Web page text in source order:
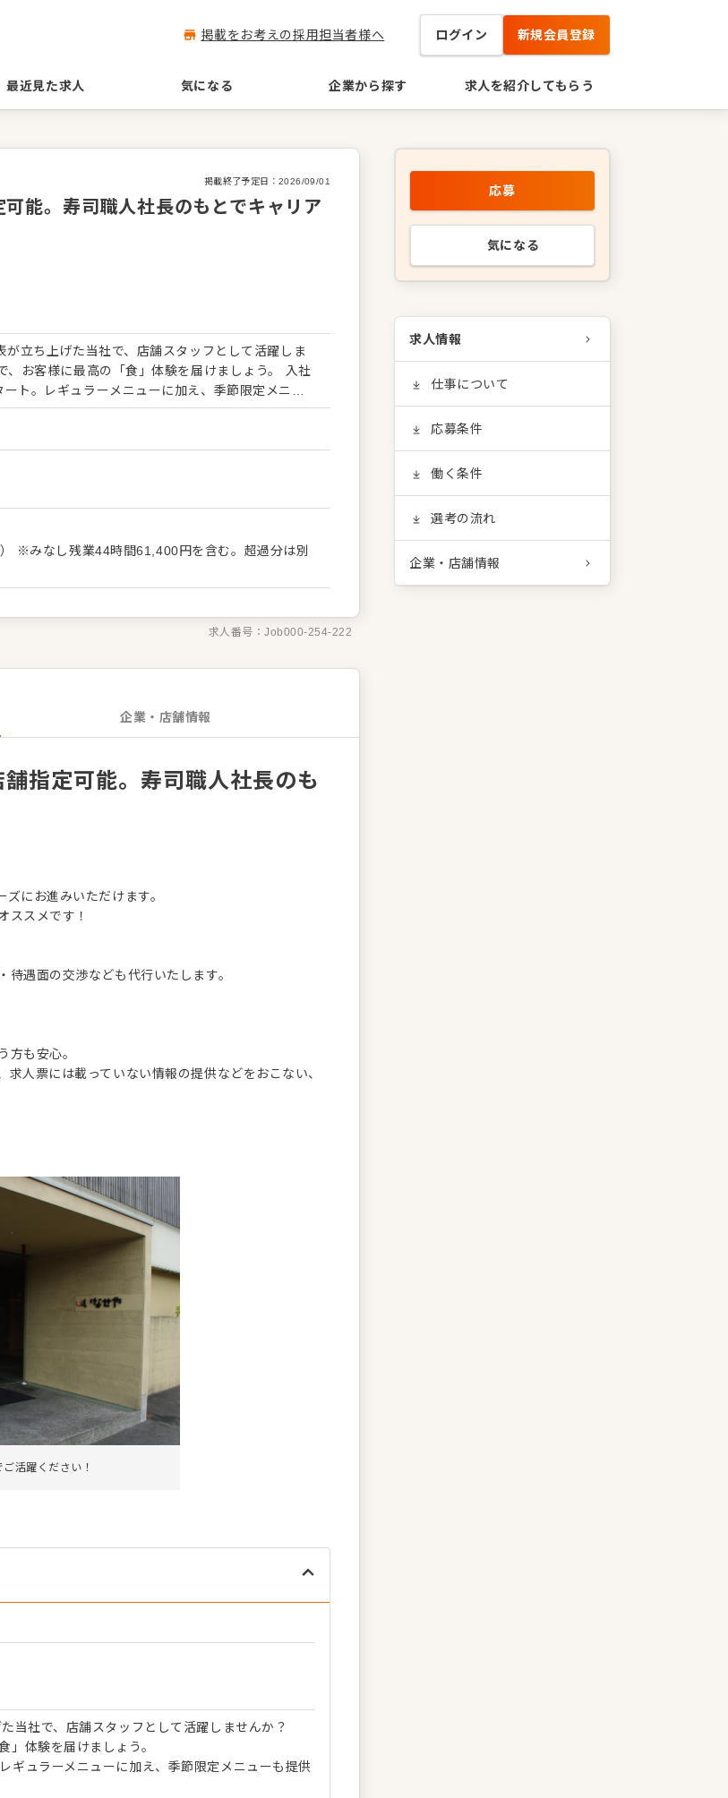
掲載をお考えの採用担当者様へ ログイン 新規会員登録
最近見た求人 気になる 企業から探す 求人を紹介してもらう
掲載終了予定日： 2026/09/01
能。寿司職人社長のもとでキャリア
立ち上げた当社で、店舗スタッフとして活躍しま
お客様に最高の「食」体験を届けましょう。 入社
ト。レギュラーメニューに加え、季節限定メニュ
ます。 接客全般（ご案内、オーダー、レジ対応な
理、まかない作り、アルバイトスタッフの教育な
りよいお店づくりのためのオペレーション改善や構
に合わせた業務から始め、先輩スタッフが丁寧に
る環境です。 出店予定も豊富で、将来は店長や料
すすめポイント＞ 業態や店
、プライベートも確保できます。 独立支援やFC展
社長が労務環境改善に注力しており、休みも多く、
※みなし残業44時間61,400円を含む。超過分は別
求人番号：Job000-254-222
企業・店舗情報
指定可能。寿司職人社長のも
にお進みいただけます。
ススメです！
遇面の交渉なども代行いたします。
も安心。
人票には載っていない情報の提供などをおこない、
活躍ください！
当社で、店舗スタッフとして活躍しませんか？
」体験を届けましょう。
ギュラーメニューに加え、季節限定メニューも提供
応募
気になる
求人情報
仕事について
応募条件
働く条件
選考の流れ
企業・店舗情報